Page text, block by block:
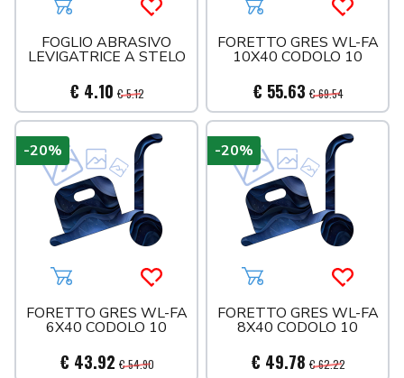
Aggiungi al carrelloAcquista più tardi
FOGLIO ABRASIVO
LEVIGATRICE A STELO
€ 4.10 € 5.12
Aggiungi al carrello
FORETTO GRES WL-FA
10X40 CODOLO 10
€ 55.63 € 69.54
Aggiungi al carrelloAcquista più tardi
FORETTO GRES WL-FA
6X40 CODOLO 10
€ 43.92 € 54.90
-20%
Aggiungi al carrello
FORETTO GRES WL-FA
8X40 CODOLO 10
€ 49.78 € 62.22
-20%